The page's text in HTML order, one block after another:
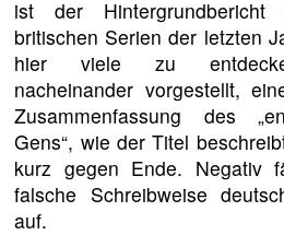
ist der
britischen Serien der letzten
hier viele zu
nacheinander vorgestellt,
Zusammenfassung des
Gens“, wie der Titel
kurz gegen Ende. Negativ
falsche Schreibweise
auf.